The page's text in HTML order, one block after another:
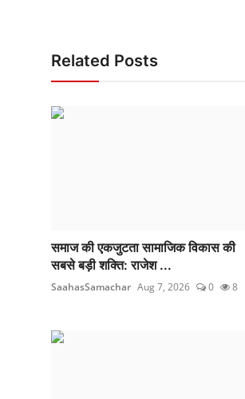
Related Posts
समाज की एकजुटता सामाजिक विकास की
सबसे बड़ी शक्ति: राजेश ...
SaahasSamachar Aug 7, 2026 0 8